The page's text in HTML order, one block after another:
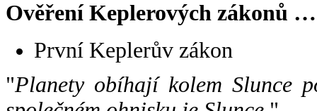
Ověření Keplerových zákonů …
První Keplerův zákon
"Planety obíhají kolem Slunce